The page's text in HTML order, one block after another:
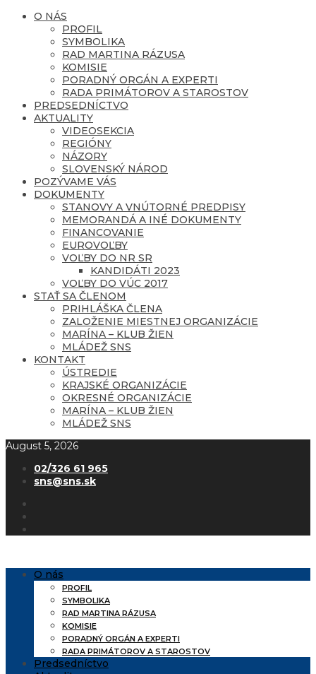
O NÁS
PROFIL
SYMBOLIKA
RAD MARTINA RÁZUSA
KOMISIE
PORADNÝ ORGÁN A EXPERTI
RADA PRIMÁTOROV A STAROSTOV
PREDSEDNÍCTVO
AKTUALITY
VIDEOSEKCIA
REGIÓNY
NÁZORY
SLOVENSKÝ NÁROD
POZÝVAME VÁS
DOKUMENTY
STANOVY A VNÚTORNÉ PREDPISY
MEMORANDÁ A INÉ DOKUMENTY
FINANCOVANIE
EUROVOĽBY
VOĽBY DO NR SR
KANDIDÁTI 2023
VOĽBY DO VÚC 2017
STAŤ SA ČLENOM
PRIHLÁŠKA ČLENA
ZALOŽENIE MIESTNEJ ORGANIZÁCIE
MARÍNA – KLUB ŽIEN
MLÁDEŽ SNS
KONTAKT
ÚSTREDIE
KRAJSKÉ ORGANIZÁCIE
OKRESNÉ ORGANIZÁCIE
MARÍNA – KLUB ŽIEN
MLÁDEŽ SNS
August 5, 2026
02/326 61 965
sns@sns.sk
O nás
PROFIL
SYMBOLIKA
RAD MARTINA RÁZUSA
KOMISIE
PORADNÝ ORGÁN A EXPERTI
RADA PRIMÁTOROV A STAROSTOV
Predsedníctvo